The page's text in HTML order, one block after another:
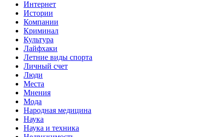
Интернет
Истории
Компании
Криминал
Культура
Лайфхаки
Летние виды спорта
Личный счет
Люди
Места
Мнения
Мода
Народная медицина
Наука
Наука и техника